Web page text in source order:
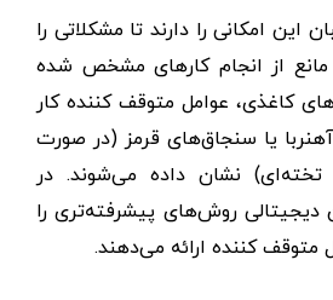
این امکانی را دارند تا مشکلاتی را
از انجام کارهای مشخص شده
کاغذی، عوامل متوقف کننده کار
آهنربا یا سنجاق‌های قرمز (در صورت
تخته‌ای) نشان داده می‌شوند. در
دیجیتالی روش‌های پیشرفته‌تری را
متوقف کننده ارائه می‌دهند.